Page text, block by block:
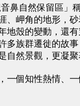
自然保留區」
、岬角的地形，
殼的變動，還
多族群遷徙的故
然景觀，更凝
個知性熱情、一